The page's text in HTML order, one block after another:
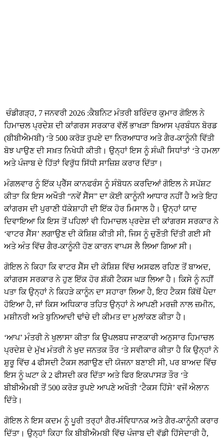
ਚੰਡੀਗੜ੍ਹ, 7 ਜਨਵਰੀ 2026 :ਕੈਬਨਿਟ ਮੰਤਰੀ ਬਰਿੰਦਰ ਕੁਮਾਰ ਗੋਇਲ ਨੇ
ਹਿਮਾਚਲ ਪ੍ਰਦੇਸ਼ ਦੀ ਕਾਂਗਰਸ ਸਰਕਾਰ ਵੱਲੋਂ ਭਾਖੜਾ ਬਿਆਸ ਪ੍ਰਬੰਧਨ ਬੋਰਡ
(ਬੀਬੀਐਮਬੀ) ‘ਤੇ 500 ਕਰੋੜ ਰੁਪਏ ਦਾ ਨਿਰਆਧਾਰ ਅਤੇ ਗੈਰ-ਕਾਨੂੰਨੀ ਵਿੱਤੀ
ਬੋਝ ਪਾਉਣ ਦੀ ਸਖ਼ਤ ਨਿਖੇਧੀ ਕੀਤੀ। ਉਨ੍ਹਾਂ ਇਸ ਨੂੰ ਸੰਘੀ ਸਿਧਾਂਤਾਂ ‘ਤੇ ਹਮਲਾ
ਅਤੇ ਪੰਜਾਬ ਦੇ ਹਿੱਤਾਂ ਵਿਰੁੱਧ ਸਿੱਧੀ ਸਾਜ਼ਿਸ਼ ਕਰਾਰ ਦਿੱਤਾ।
ਮੰਗਲਵਾਰ ਨੂੰ ਇੱਕ ਪ੍ਰੈੱਸ ਕਾਨਫਰੰਸ ਨੂੰ ਸੰਬੋਧਨ ਕਰਦਿਆਂ ਗੋਇਲ ਨੇ ਸਪੱਸ਼ਟ
ਕੀਤਾ ਕਿ ਇਸ ਅਖੌਤੀ “ਨਵੇਂ ਸੈੱਸ” ਦਾ ਕੋਈ ਕਾਨੂੰਨੀ ਆਧਾਰ ਨਹੀਂ ਹੈ ਅਤੇ ਇਹ
ਕਾਂਗਰਸ ਦੀ ਪੁਰਾਣੀ ਧੱਕੇਸ਼ਾਹੀ ਦੀ ਇੱਕ ਹੋਰ ਮਿਸਾਲ ਹੈ। ਉਨ੍ਹਾਂ ਯਾਦ
ਦਿਵਾਇਆ ਕਿ ਇਸ ਤੋਂ ਪਹਿਲਾਂ ਵੀ ਹਿਮਾਚਲ ਪ੍ਰਦੇਸ਼ ਦੀ ਕਾਂਗਰਸ ਸਰਕਾਰ ਨੇ
‘ਵਾਟਰ ਸੈੱਸ’ ਲਗਾਉਣ ਦੀ ਕੋਸ਼ਿਸ਼ ਕੀਤੀ ਸੀ, ਜਿਸ ਨੂੰ ਚੁਣੌਤੀ ਦਿੱਤੀ ਗਈ ਸੀ
ਅਤੇ ਅੰਤ ਵਿੱਚ ਗੈਰ-ਕਾਨੂੰਨੀ ਹੋਣ ਕਾਰਨ ਵਾਪਸ ਲੈ ਲਿਆ ਗਿਆ ਸੀ।
ਗੋਇਲ ਨੇ ਕਿਹਾ ਕਿ ਵਾਟਰ ਸੈੱਸ ਦੀ ਕੋਸ਼ਿਸ਼ ਵਿੱਚ ਅਸਫਲ ਰਹਿਣ ਤੋਂ ਬਾਅਦ,
ਕਾਂਗਰਸ ਸਰਕਾਰ ਨੇ ਹੁਣ ਇੱਕ ਹੋਰ ਸ਼ੱਕੀ ਟੈਕਸ ਘੜ ਲਿਆ ਹੈ। ਕਿਸੇ ਨੂੰ ਨਹੀਂ
ਪਤਾ ਕਿ ਉਨ੍ਹਾਂ ਨੇ ਕਿਹੜੇ ਕਾਨੂੰਨ ਦਾ ਸਹਾਰਾ ਲਿਆ ਹੈ, ਇਹ ਟੈਕਸ ਕਿੱਥੋਂ ਪੈਦਾ
ਹੋਇਆ ਹੈ, ਜਾਂ ਕਿਸ ਅਧਿਕਾਰ ਤਹਿਤ ਉਨ੍ਹਾਂ ਨੇ ਆਪਣੀ ਮਰਜ਼ੀ ਨਾਲ ਜ਼ਮੀਨ,
ਮਸ਼ੀਨਰੀ ਅਤੇ ਬੁਨਿਆਦੀ ਢਾਂਚੇ ਦੀ ਕੀਮਤ ਦਾ ਮੁਲਾਂਕਣ ਕੀਤਾ ਹੈ।
‘ਆਪ’ ਮੰਤਰੀ ਨੇ ਖੁਲਾਸਾ ਕੀਤਾ ਕਿ ਉਪਲਬਧ ਜਾਣਕਾਰੀ ਅਨੁਸਾਰ ਹਿਮਾਚਲ
ਪ੍ਰਦੇਸ਼ ਦੇ ਮੁੱਖ ਮੰਤਰੀ ਨੇ ਖੁਦ ਜਨਤਕ ਤੌਰ ‘ਤੇ ਸਵੀਕਾਰ ਕੀਤਾ ਹੈ ਕਿ ਉਨ੍ਹਾਂ ਨੇ
ਸ਼ੁਰੂ ਵਿੱਚ 4 ਫੀਸਦੀ ਟੈਕਸ ਲਗਾਉਣ ਦੀ ਯੋਜਨਾ ਬਣਾਈ ਸੀ, ਪਰ ਬਾਅਦ ਵਿੱਚ
ਇਸ ਨੂੰ ਘਟਾ ਕੇ 2 ਫੀਸਦੀ ਕਰ ਦਿੱਤਾ ਅਤੇ ਫਿਰ ਇਕਪਾਸੜ ਤੌਰ ‘ਤੇ
ਬੀਬੀਐਮਬੀ ਤੋਂ 500 ਕਰੋੜ ਰੁਪਏ ਆਪਣੇ ਅਖੌਤੀ ‘ਟੈਕਸ ਹਿੱਸੇ’ ਵਜੋਂ ਐਲਾਨ
ਦਿੱਤੇ।
ਗੋਇਲ ਨੇ ਇਸ ਕਦਮ ਨੂੰ ਪੂਰੀ ਤਰ੍ਹਾਂ ਗੈਰ-ਸੰਵਿਧਾਨਕ ਅਤੇ ਗੈਰ-ਕਾਨੂੰਨੀ ਕਰਾਰ
ਦਿੱਤਾ। ਉਨ੍ਹਾਂ ਕਿਹਾ ਕਿ ਬੀਬੀਐਮਬੀ ਵਿੱਚ ਪੰਜਾਬ ਦੀ ਵੱਡੀ ਹਿੱਸੇਦਾਰੀ ਹੈ,